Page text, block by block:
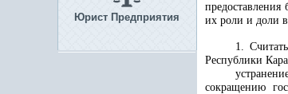
Юрист Предприятия
их роли и доли в
1.
Республики
сокращению